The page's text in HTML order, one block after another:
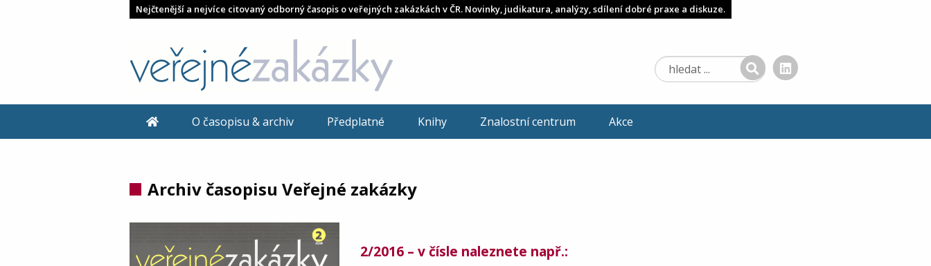
Nejčtenější a nejvíce citovaný odborný časopis o veřejných zakázkách v ČR. Novinky, judikatura, analýzy, sdílení dobré praxe a diskuze.
O časopisu & archiv Předplatné Knihy Znalostní centrum Akce
Archiv časopisu Veřejné zakázky
2/2016 – v čísle naleznete např.: